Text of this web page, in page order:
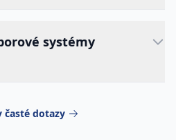
systémy
časté dotazy